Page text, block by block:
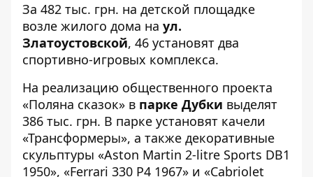
За 482 тыс. грн. на детской площадке
возле жилого дома на ул.
Златоустовской, 46 установят два
спортивно-игровых комплекса.
На реализацию общественного проекта
«Поляна сказок» в парке Дубки выделят
386 тыс. грн. В парке установят качели
«Трансформеры», а также декоративные
скульптуры «Aston Martin 2-litre Sports DB1
1950», «Ferrari 330 P4 1967» и «Cabriolet